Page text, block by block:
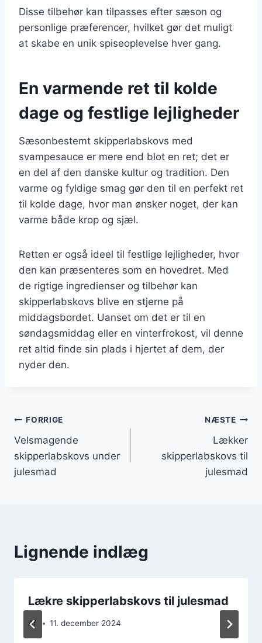
Disse tilbehør kan tilpasses efter sæson og
personlige præferencer, hvilket gør det muligt
at skabe en unik spiseoplevelse hver gang.
En varmende ret til kolde
dage og festlige lejligheder
Sæsonbestemt skipperlabskovs med
svampesauce er mere end blot en ret; det er
en del af den danske kultur og tradition. Den
varme og fyldige smag gør den til en perfekt ret
til kolde dage, hvor man ønsker noget, der kan
varme både krop og sjæl.
Retten er også ideel til festlige lejligheder, hvor
den kan præsenteres som en hovedret. Med
de rigtige ingredienser og tilbehør kan
skipperlabskovs blive en stjerne på
middagsbordet. Uanset om det er til en
søndagsmiddag eller en vinterfrokost, vil denne
ret altid finde sin plads i hjertet af dem, der
nyder den.
Indlægsnavigation
FORRIGE
Velsmagende
skipperlabskovs under
julesmad
NÆSTE
Lækker
skipperlabskovs til
julesmad
Lignende indlæg
Lækre skipperlabskovs til julesmad
Af 11. december 2024